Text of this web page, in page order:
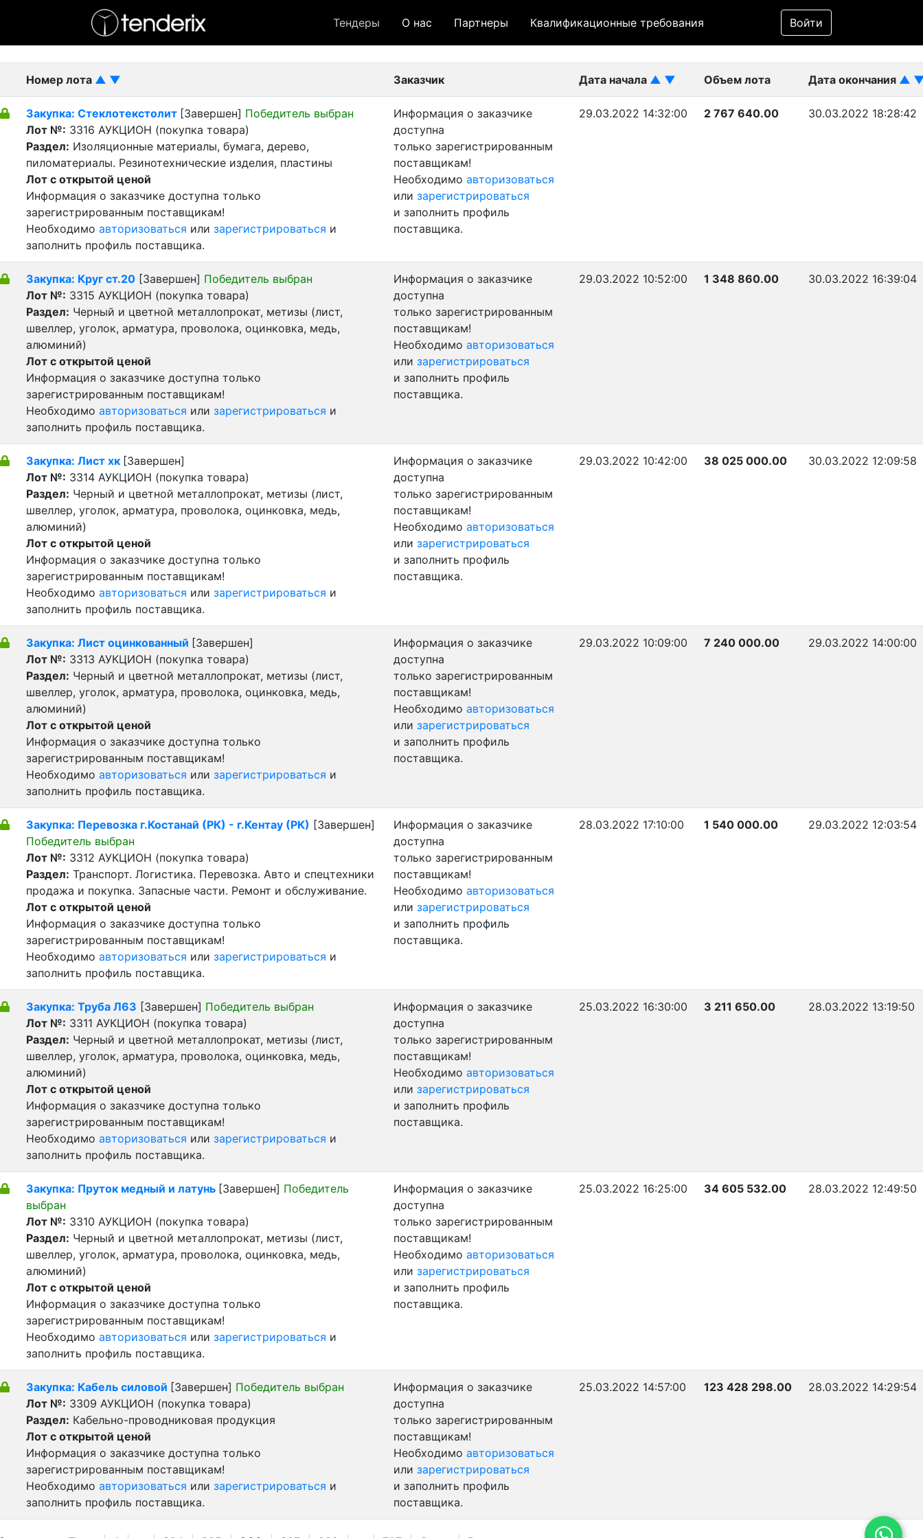
Тендеры О нас Партнеры Квалификационные требования Войти
Фильтр
- Завершенный лот
Номер лота ▲ ▼ Заказчик Дата начала ▲ ▼ Объем лота Дата окончания ▲
Закупка: Стеклотекстолит [Завершен] Победитель выбран
Лот №: 3316 АУКЦИОН (покупка товара)
Раздел: Изоляционные материалы, бумага, дерево,
пиломатериалы. Резинотехнические изделия, пластины
Лот с открытой ценой
Информация о заказчике доступна только
зарегистрированным поставщикам!
Необходимо авторизоваться или зарегистрироваться и
заполнить профиль поставщика.
Информация о заказчике
доступна
только зарегистрированным
поставщикам!
Необходимо авторизоваться
или зарегистрироваться
и заполнить профиль
поставщика.
29.03.2022 14:32:00 2 767 640.00 30.03.2022 18:28:42
Закупка: Круг ст.20 [Завершен] Победитель выбран
Лот №: 3315 АУКЦИОН (покупка товара)
Раздел: Черный и цветной металлопрокат, метизы (лист,
швеллер, уголок, арматура, проволока, оцинковка, медь,
алюминий)
Лот с открытой ценой
Информация о заказчике доступна только
зарегистрированным поставщикам!
Необходимо авторизоваться или зарегистрироваться и
заполнить профиль поставщика.
Информация о заказчике
доступна
только зарегистрированным
поставщикам!
Необходимо авторизоваться
или зарегистрироваться
и заполнить профиль
поставщика.
29.03.2022 10:52:00 1 348 860.00 30.03.2022 16:39:04
Закупка: Лист хк [Завершен]
Лот №: 3314 АУКЦИОН (покупка товара)
Раздел: Черный и цветной металлопрокат, метизы (лист,
швеллер, уголок, арматура, проволока, оцинковка, медь,
алюминий)
Лот с открытой ценой
Информация о заказчике доступна только
зарегистрированным поставщикам!
Необходимо авторизоваться или зарегистрироваться и
заполнить профиль поставщика.
Информация о заказчике
доступна
только зарегистрированным
поставщикам!
Необходимо авторизоваться
или зарегистрироваться
и заполнить профиль
поставщика.
29.03.2022 10:42:00 38 025 000.00 30.03.2022 12:09:58
Закупка: Лист оцинкованный [Завершен]
Лот №: 3313 АУКЦИОН (покупка товара)
Раздел: Черный и цветной металлопрокат, метизы (лист,
швеллер, уголок, арматура, проволока, оцинковка, медь,
алюминий)
Лот с открытой ценой
Информация о заказчике доступна только
зарегистрированным поставщикам!
Необходимо авторизоваться или зарегистрироваться и
заполнить профиль поставщика.
Информация о заказчике
доступна
только зарегистрированным
поставщикам!
Необходимо авторизоваться
или зарегистрироваться
и заполнить профиль
поставщика.
29.03.2022 10:09:00 7 240 000.00 29.03.2022 14:00:00
Закупка: Перевозка г.Костанай (РК) - г.Кентау (РК) [Завершен]
Победитель выбран
Лот №: 3312 АУКЦИОН (покупка товара)
Раздел: Транспорт. Логистика. Перевозка. Авто и спецтехники
продажа и покупка. Запасные части. Ремонт и обслуживание.
Лот с открытой ценой
Информация о заказчике доступна только
зарегистрированным поставщикам!
Необходимо авторизоваться или зарегистрироваться и
заполнить профиль поставщика.
Информация о заказчике
доступна
только зарегистрированным
поставщикам!
Необходимо авторизоваться
или зарегистрироваться
и заполнить профиль
поставщика.
28.03.2022 17:10:00 1 540 000.00 29.03.2022 12:03:54
Закупка: Труба Л63 [Завершен] Победитель выбран
Лот №: 3311 АУКЦИОН (покупка товара)
Раздел: Черный и цветной металлопрокат, метизы (лист,
швеллер, уголок, арматура, проволока, оцинковка, медь,
алюминий)
Лот с открытой ценой
Информация о заказчике доступна только
зарегистрированным поставщикам!
Необходимо авторизоваться или зарегистрироваться и
заполнить профиль поставщика.
Информация о заказчике
доступна
только зарегистрированным
поставщикам!
Необходимо авторизоваться
или зарегистрироваться
и заполнить профиль
поставщика.
25.03.2022 16:30:00 3 211 650.00 28.03.2022 13:19:50
Закупка: Пруток медный и латунь [Завершен] Победитель
выбран
Лот №: 3310 АУКЦИОН (покупка товара)
Раздел: Черный и цветной металлопрокат, метизы (лист,
швеллер, уголок, арматура, проволока, оцинковка, медь,
алюминий)
Лот с открытой ценой
Информация о заказчике доступна только
зарегистрированным поставщикам!
Необходимо авторизоваться или зарегистрироваться и
заполнить профиль поставщика.
Информация о заказчике
доступна
только зарегистрированным
поставщикам!
Необходимо авторизоваться
или зарегистрироваться
и заполнить профиль
поставщика.
25.03.2022 16:25:00 34 605 532.00 28.03.2022 12:49:50
Закупка: Кабель силовой [Завершен] Победитель выбран
Лот №: 3309 АУКЦИОН (покупка товара)
Раздел: Кабельно-проводниковая продукция
Лот с открытой ценой
Информация о заказчике доступна только
зарегистрированным поставщикам!
Необходимо авторизоваться или зарегистрироваться и
заполнить профиль поставщика.
Информация о заказчике
доступна
только зарегистрированным
поставщикам!
Необходимо авторизоваться
или зарегистрироваться
и заполнить профиль
поставщика.
25.03.2022 14:57:00 123 428 298.00 28.03.2022 14:29:54